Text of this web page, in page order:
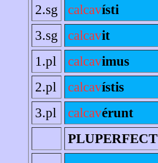
2.sg
calcavísti
3.sg
calcavit
1.pl
calcavimus
2.pl
calcavístis
3.pl
calcavérunt
PLUPERFECT